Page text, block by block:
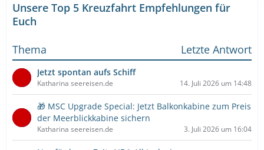
Unsere Top 5 Kreuzfahrt Empfehlungen für
Euch
Thema
Letzte Antwort
Jetzt spontan aufs Schiff
Katharina seereisen.de 14. Juli 2026 um 14:48
🎁 MSC Upgrade Special: Jetzt Balkonkabine zum Preis
der Meerblickkabine sichern
Katharina seereisen.de 3. Juli 2026 um 16:04